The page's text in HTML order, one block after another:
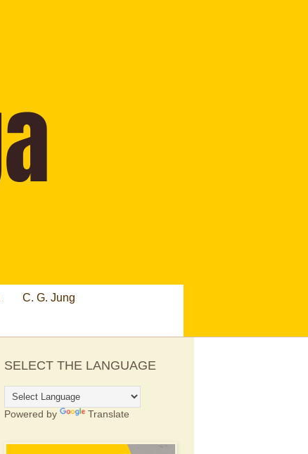
C. G. Jung
SELECT THE LANGUAGE
Powered by Translate